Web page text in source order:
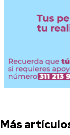
Más